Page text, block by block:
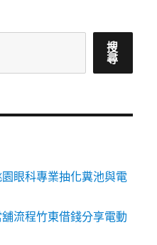
搜
尋
眼科專業抽化糞池與電
流程竹東借錢分享電動